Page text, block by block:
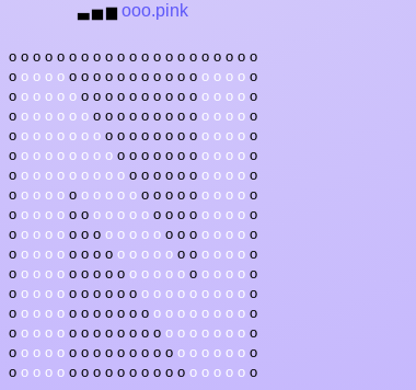
▃ ▅ ▆ ooo.pink
o o o o o o o o o o o o o o o o o o o o o
o o o o o o o o o o o o o o o o o o o o o
o o o o o o o o o o o o o o o o o o o o o
o o o o o o o o o o o o o o o o o o o o o
o o o o o o o o o o o o o o o o o o o o o
o o o o o o o o o o o o o o o o o o o o o
o o o o o o o o o o o o o o o o o o o o o
o o o o o o o o o o o o o o o o o o o o o
o o o o o o o o o o o o o o o o o o o o o
o o o o o o o o o o o o o o o o o o o o o
o o o o o o o o o o o o o o o o o o o o o
o o o o o o o o o o o o o o o o o o o o o
o o o o o o o o o o o o o o o o o o o o o
o o o o o o o o o o o o o o o o o o o o o
o o o o o o o o o o o o o o o o o o o o o
o o o o o o o o o o o o o o o o o o o o o
o o o o o o o o o o o o o o o o o o o o o